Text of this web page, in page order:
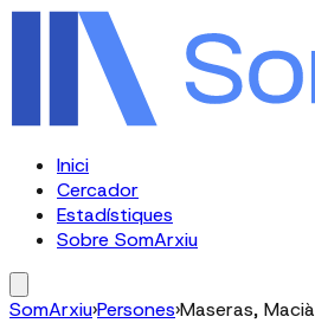
Inici
Cercador
Estadístiques
Sobre SomArxiu
SomArxiu›Persones›Maseras, Macià